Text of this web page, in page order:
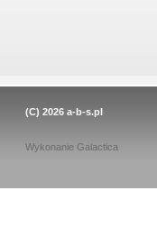
(C) 2026 a-b-s.pl
Wykonanie Galactica